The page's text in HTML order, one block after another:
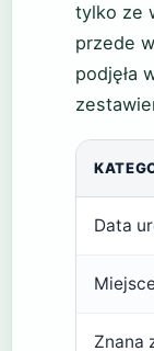
tylko ze
przede
podjęła
Data
Znana